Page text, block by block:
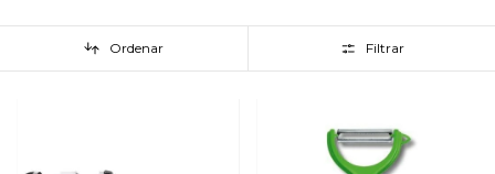
Ordenar Filtrar